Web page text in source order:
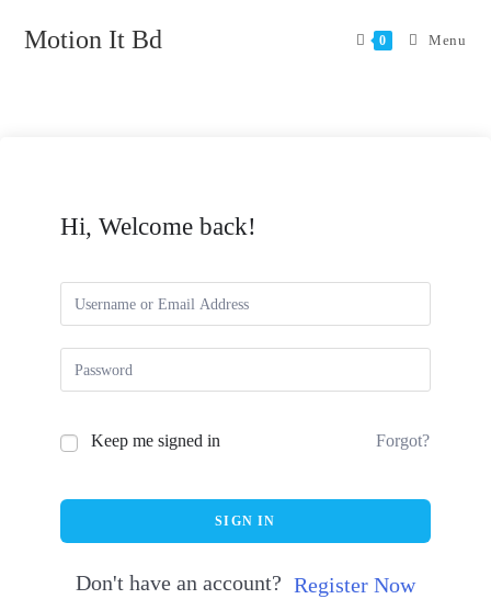
Motion It Bd 0 Menu
Hi, Welcome back!
Keep me signed in Forgot?
SIGN IN
Don't have an account? Register Now